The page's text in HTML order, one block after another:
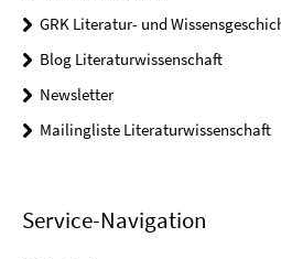
GRK Literatur- und
Blog Literaturwissenschaft
Newsletter
Mailingliste Literaturwissenschaft
Service-Navigation